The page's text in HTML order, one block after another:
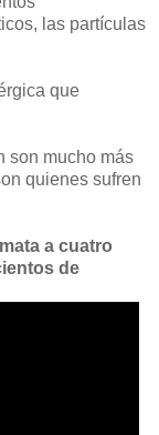
las partículas
que
son mucho más
quienes sufren
a cuatro
de